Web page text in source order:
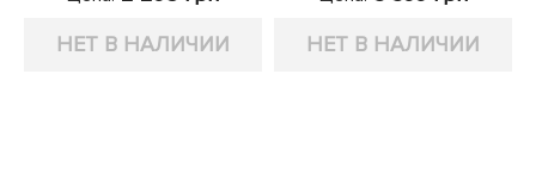
НЕТ В НАЛИЧИИ
НЕТ В НАЛИЧИИ